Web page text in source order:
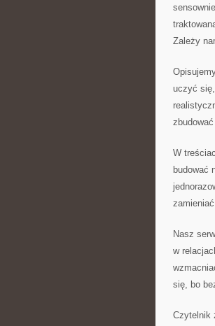
Zależy
uczyć
W
budować
Nasz
w
się, bo
Czytelnik